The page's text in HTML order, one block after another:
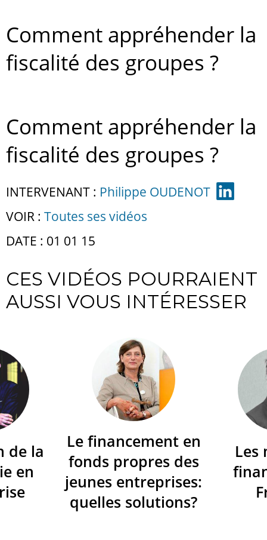
Comment appréhender la
fiscalité des groupes ?
Comment appréhender la
fiscalité des groupes ?
INTERVENANT : Philippe OUDENOT
VOIR : Toutes ses vidéos
DATE : 01 01 15
CES VIDÉOS POURRAIENT
AUSSI VOUS INTÉRESSER
de la
en
Le financement en
fonds propres des
jeunes entreprises:
quelles solutions?
Les